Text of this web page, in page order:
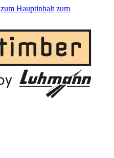
zum Hauptinhalt zum